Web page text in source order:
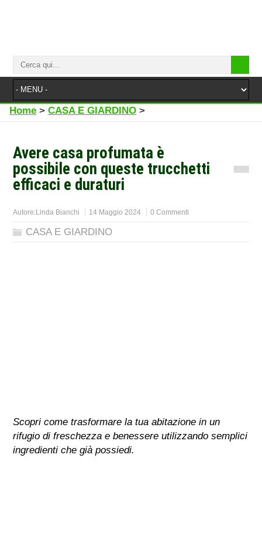
Home > CASA E GIARDINO >
Avere casa profumata è
possibile con queste trucchetti
efficaci e duraturi
Autore:Linda Bianchi 14 Maggio 2024 0 Commenti
CASA E GIARDINO
Scopri come trasformare la tua abitazione in un
rifugio di freschezza e benessere utilizzando semplici
ingredienti che già possiedi.